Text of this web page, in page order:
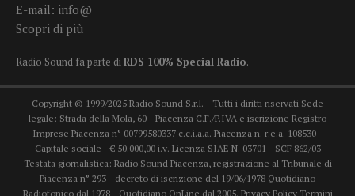
E-mail: info@
Scopri di più
Radio Sound fa parte diRDS 100% Special Radio.
Copyright © 1999/2025 Radio Sound S.r.l. - Tutti i diritti riservati Sede
legale: Strada della Mola, 60 - Piacenza C.F./P.IVA e iscrizione Registro
Imprese Piacenza n° 00799580337 c.c.i.a.a. Piacenza n. r.e.a. 108530 -
Capitale sociale - € 50.000,00 i.v. Licenza SIAE N. 03701 - SCF 862/03
Testata giornalistica: Radio Sound Piacenza, registrazione al Tribunale di
Piacenza n° 293 - decreto di iscrizione del 19/06/1978 Quotidiano
Radiofonico dal 1978 - Quotidiano OnLine dal 2005. Privacy Policy Termini